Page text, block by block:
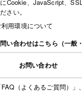
Cookie、JavaScript、
さい。
利用環境について
問い合わせはこちら（一般
お問い合わせ
FAQ（よくあるご質問）